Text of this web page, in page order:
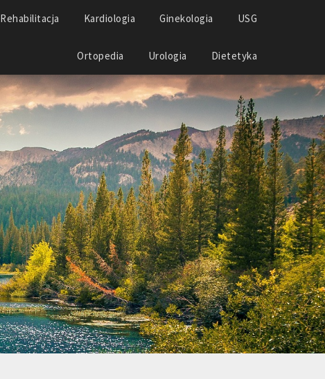
Rehabilitacja Kardiologia Ginekologia USG
Ortopedia Urologia Dietetyka